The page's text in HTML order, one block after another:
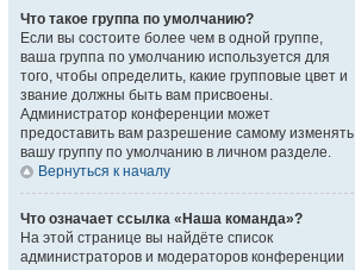
Что такое группа по умолчанию?
Если вы состоите более чем в одной группе,
ваша группа по умолчанию используется для
того, чтобы определить, какие групповые цвет и
звание должны быть вам присвоены.
Администратор конференции может
предоставить вам разрешение самому изменять
вашу группу по умолчанию в личном разделе.
Вернуться к началу
Что означает ссылка «Наша команда»?
На этой странице вы найдёте список
администраторов и модераторов конференции